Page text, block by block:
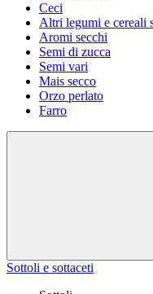
Ceci
Altri legumi e cereali
Aromi secchi
Semi di zucca
Semi vari
Mais secco
Orzo perlato
Farro
Sottoli e sottaceti